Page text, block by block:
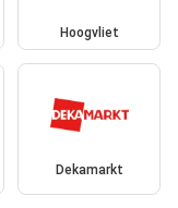
Hoogvliet
Dekamarkt